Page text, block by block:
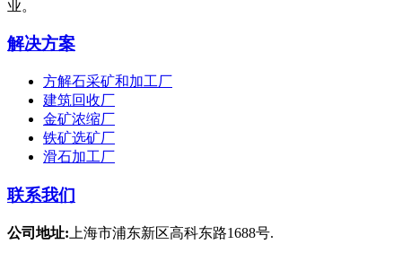
业。
解决方案
方解石采矿和加工厂
建筑回收厂
金矿浓缩厂
铁矿选矿厂
滑石加工厂
联系我们
公司地址: 上海市浦东新区高科东路1688号.